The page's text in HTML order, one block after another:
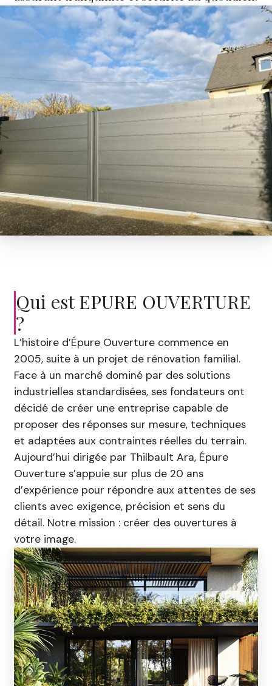
Qui est EPURE OUVERTURE
?
L’histoire d’Épure Ouverture commence en
2005, suite à un projet de rénovation familial.
Face à un marché dominé par des solutions
industrielles standardisées, ses fondateurs ont
décidé de créer une entreprise capable de
proposer des réponses sur mesure, techniques
et adaptées aux contraintes réelles du terrain.
Aujourd’hui dirigée par Thilbault Ara, Épure
Ouverture s’appuie sur plus de 20 ans
d’expérience pour répondre aux attentes de ses
clients avec exigence, précision et sens du
détail. Notre mission : créer des ouvertures à
votre image.